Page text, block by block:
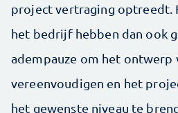
project vertraging optreedt.
het bedrijf hebben dan ook
adempauze om het ontwerp
vereenvoudigen en het
het gewenste niveau te